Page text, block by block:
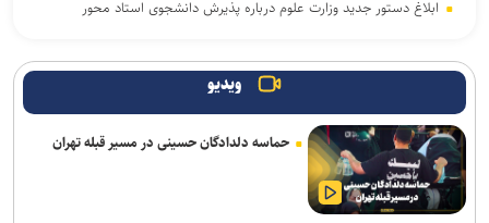
ابلاغ دستور جدید وزارت علوم درباره پذیرش دانشجوی استاد محور
تربیت در کنار تعلیم؛ ضرورت تقویت جهت‌گیری الهی و فرهنگی در آموزش
تخصصی دانشگاه‌ها
آغاز انتخاب واحد ترم تحصیلی جدید دانشگاه آزاد اسلامی از ۲۴ مرداد
ویدیو
حماسه دلدادگان حسینی در مسیر قبله تهران